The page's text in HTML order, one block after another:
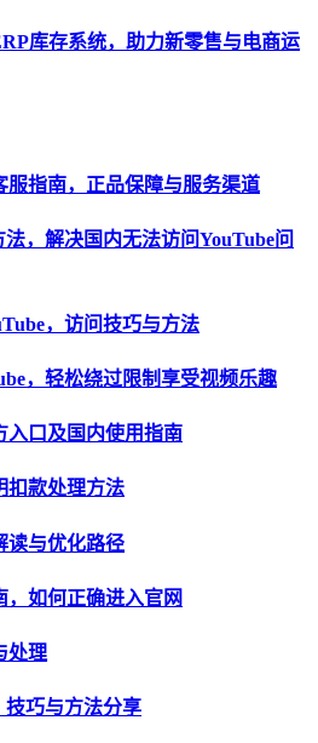
库存系统，助力新零售与电商运
服指南，正品保障与服务渠道
，解决国内无法访问YouTube问
，访问技巧与方法
，轻松绕过限制享受视频乐趣
口及国内使用指南
扣款处理方法
读与优化路径
，如何正确进入官网
处理
技巧与方法分享